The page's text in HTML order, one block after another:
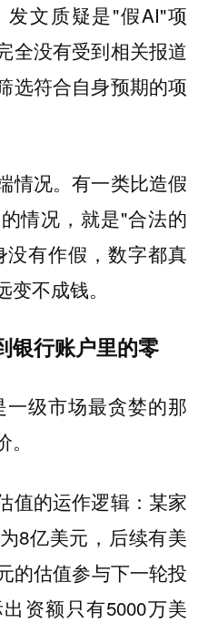
文质疑是"假AI"项
全没有受到相关报道
选符合自身预期的项
情况。有一类比造假
情况，就是"合法的
有作假，数字都真
不成钱。
银行账户里的零
级市场最贪婪的那
值的运作逻辑：某家
8亿美元，后续有美
的估值参与下一轮投
资额只有5000万美